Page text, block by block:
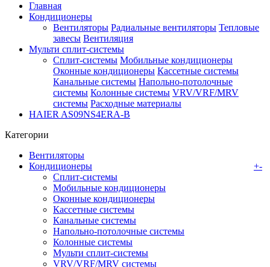
Главная
Кондиционеры
Вентиляторы Радиальные вентиляторы Тепловые
завесы Вентиляция
Мульти сплит-системы
Сплит-системы Мобильные кондиционеры
Оконные кондиционеры Кассетные системы
Канальные системы Напольно-потолочные
системы Колонные системы VRV/VRF/MRV
системы Расходные материалы
HAIER AS09NS4ERA-B
Категории
Вентиляторы
Кондиционеры
+-
Сплит-системы
Мобильные кондиционеры
Оконные кондиционеры
Кассетные системы
Канальные системы
Напольно-потолочные системы
Колонные системы
Мульти сплит-системы
VRV/VRF/MRV системы